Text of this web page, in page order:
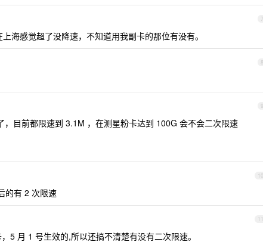
7
海感觉超了没降速，不知道用我副卡的那位有没有。
8
9
目前都限速到 3.1M ，在测星粉卡达到 100G 会不会二次限速
10
的有 2 次限速
11
5 月 1 号生效的,所以还搞不清楚有没有二次限速。